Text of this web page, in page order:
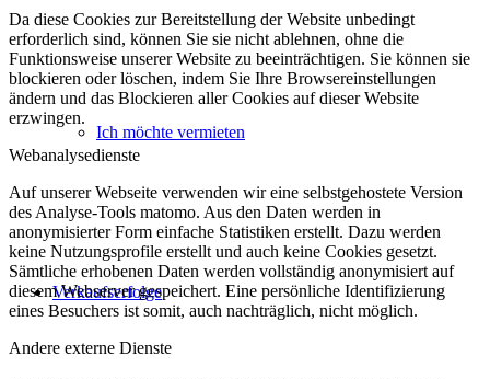
Ich möchte vermieten
Verkaufserfolge
Da diese Cookies zur Bereitstellung der Website unbedingt
erforderlich sind, können Sie sie nicht ablehnen, ohne die
Funktionsweise unserer Website zu beeinträchtigen. Sie können sie
blockieren oder löschen, indem Sie Ihre Browsereinstellungen
ändern und das Blockieren aller Cookies auf dieser Website
erzwingen.
Webanalysedienste
Auf unserer Webseite verwenden wir eine selbstgehostete Version
des Analyse-Tools matomo. Aus den Daten werden in
anonymisierter Form einfache Statistiken erstellt. Dazu werden
keine Nutzungsprofile erstellt und auch keine Cookies gesetzt.
Sämtliche erhobenen Daten werden vollständig anonymisiert auf
diesem Webserver gespeichert. Eine persönliche Identifizierung
eines Besuchers ist somit, auch nachträglich, nicht möglich.
Andere externe Dienste